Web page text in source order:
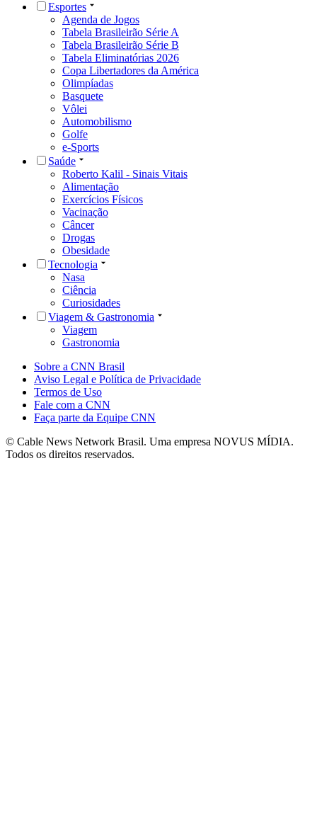
Esportes
Agenda de Jogos
Tabela Brasileirão Série A
Tabela Brasileirão Série B
Tabela Eliminatórias 2026
Copa Libertadores da América
Olimpíadas
Basquete
Vôlei
Automobilismo
Golfe
e-Sports
Saúde
Roberto Kalil - Sinais Vitais
Alimentação
Exercícios Físicos
Vacinação
Câncer
Drogas
Obesidade
Tecnologia
Nasa
Ciência
Curiosidades
Viagem & Gastronomia
Viagem
Gastronomia
Sobre a CNN Brasil
Aviso Legal e Política de Privacidade
Termos de Uso
Fale com a CNN
Faça parte da Equipe CNN
© Cable News Network Brasil. Uma empresa NOVUS MÍDIA.
Todos os direitos reservados.